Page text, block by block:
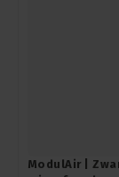
ModulAir |